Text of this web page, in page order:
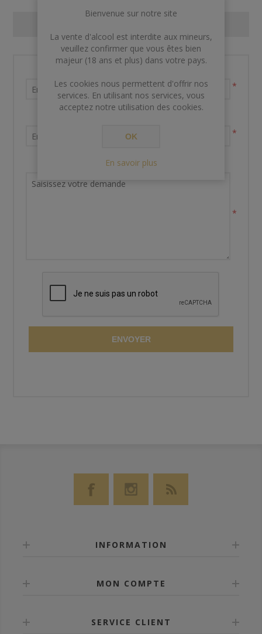
*
*
Demande de renseignements
*
ENVOYER
INFORMATION
MON COMPTE
SERVICE CLIENT
Bienvenue sur notre site
La vente d'alcool est interdite aux mineurs,
veuillez confirmer que vous êtes bien
majeur (18 ans et plus) dans votre pays.
Les cookies nous permettent d'offrir nos
services. En utilisant nos services, vous
acceptez notre utilisation des cookies.
OK
En savoir plus